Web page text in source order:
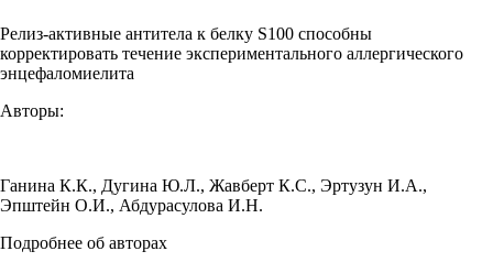
Релиз-активные антитела к белку S100 способны
корректировать течение экспериментального аллергического
энцефаломиелита
Авторы:
Ганина К.К., Дугина Ю.Л., Жавберт К.С., Эртузун И.А.,
Эпштейн О.И., Абдурасулова И.Н.
Подробнее об авторах